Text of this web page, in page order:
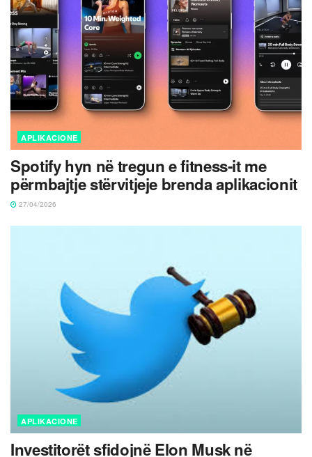
APLIKACIONE
Spotify hyn në tregun e fitness-it me
përmbajtje stërvitjeje brenda aplikacionit
27/04/2026
APLIKACIONE
Investitorët sfidojnë Elon Musk në